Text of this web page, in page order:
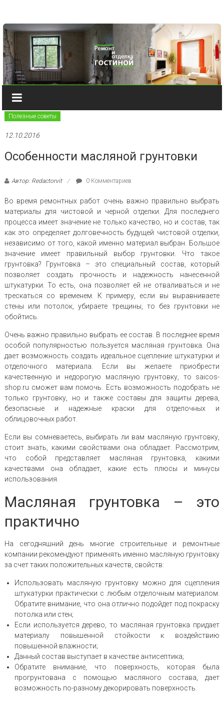
Полезные советы
12.10.2016
Особенности масляной грунтовки
Автор: Redactorvit 0 Комментариев
Во время ремонтных работ очень важно правильно выбрать
материалы для чистовой и черной отделки. Для последнего
процесса имеет значение не только качество, но и состав, так
как это определяет долговечность будущей чистовой отделки,
независимо от того, какой именно материал выбран. Большое
значение имеет правильный выбор грунтовки. Что такое
грунтовка? Грунтовка – это специальный состав, который
позволяет создать прочность и надежность нанесенной
штукатурки. То есть, она позволяет ей не отваливаться и не
трескаться со временем. К примеру, если вы выравниваете
стены или потолок, убираете трещины, то без грунтовки не
обойтись.
Очень важно правильно выбрать ее состав. В последнее время
особой популярностью пользуется масляная грунтовка. Она
дает возможность создать идеальное сцепление штукатурки и
отделочного материала. Если вы желаете приобрести
качественную и недорогую масляную грунтовку, то saicos-
shop.ru сможет вам помочь. Есть возможность подобрать не
только грунтовку, но и также составы для защиты дерева,
безопасные и надежные краски для отделочных и
облицовочных работ.
Если вы сомневаетесь, выбирать ли вам масляную грунтовку,
стоит знать, какими свойствами она обладает. Рассмотрим,
что собой представляет масляная грунтовка, какими
качествами она обладает, какие есть плюсы и минусы
использования.
Масляная грунтовка – это
практично
На сегодняшний день многие строительные и ремонтные
компании рекомендуют применять именно масляную грунтовку
за счет таких положительных качеств, свойств:
Использовать масляную грунтовку можно для сцепления
штукатурки практически с любым отделочным материалом.
Обратите внимание, что она отлично подойдет под покраску
потолка или стен;
Если используется дерево, то масляная грунтовка придает
материалу повышенной стойкости к воздействию
повышенной влажности;
Данный состав выступает в качестве антисептика;
Обратите внимание, что поверхность, которая была
прогрунтована с помощью масляного состава, дает
возможность по-разному декорировать поверхность.